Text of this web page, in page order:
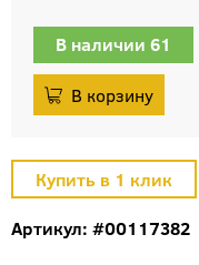
В наличии 61
Артикул: #00117382